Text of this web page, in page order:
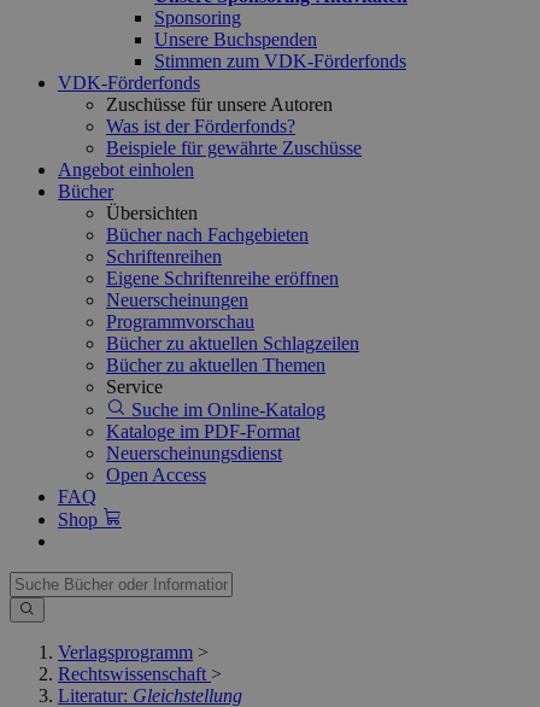
Sponsoring
Unsere Buchspenden
Stimmen zum VDK-Förderfonds
VDK-Förderfonds
Zuschüsse für unsere Autoren
Was ist der Förderfonds?
Beispiele für gewährte Zuschüsse
Angebot einholen
Bücher
Übersichten
Bücher nach Fachgebieten
Schriftenreihen
Eigene Schriftenreihe eröffnen
Neuerscheinungen
Programmvorschau
Bücher zu aktuellen Schlagzeilen
Bücher zu aktuellen Themen
Service
Suche im Online-Katalog
Kataloge im PDF-Format
Neuerscheinungsdienst
Open Access
FAQ
Shop
Verlagsprogramm >
Rechtswissenschaft >
Literatur: Gleichstellung